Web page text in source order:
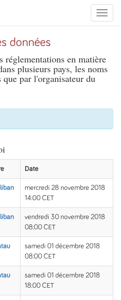
Toggle
données
réglementations en matière
plusieurs pays, les noms
par l'organisateur du
Date
mercredi 28 novembre 2018
14:00 CET
vendredi 30 novembre 2018
08:00 CET
samedi 01 décembre 2018
08:00 CET
samedi 01 décembre 2018
18:00 CET